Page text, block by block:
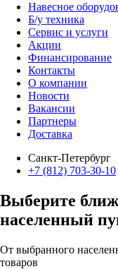
Навесное
Б/у техника
Сервис и услуги
Акции
Финансирование
Контакты
О компании
Новости
Вакансии
Партнеры
Доставка
Санкт-Петербург
+7 (812) 703-30-10
Выберите
населенный
От выбранного
товаров